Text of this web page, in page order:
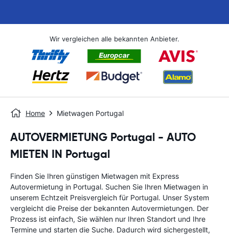
Wir vergleichen alle bekannten Anbieter.
Home Mietwagen Portugal
AUTOVERMIETUNG Portugal - AUTO
MIETEN IN Portugal
Finden Sie Ihren günstigen Mietwagen mit Express
Autovermietung in Portugal. Suchen Sie Ihren Mietwagen in
unserem Echtzeit Preisvergleich für Portugal. Unser System
vergleicht die Preise der bekannten Autovermietungen. Der
Prozess ist einfach, Sie wählen nur Ihren Standort und Ihre
Termine und starten die Suche. Dadurch wird sichergestellt,